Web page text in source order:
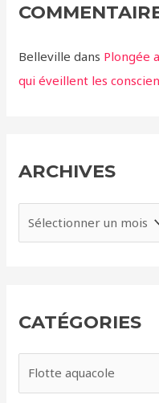
Belleville dans Plongée
qui éveillent les
ARCHIVES
r
e
CATÉGORIES
a